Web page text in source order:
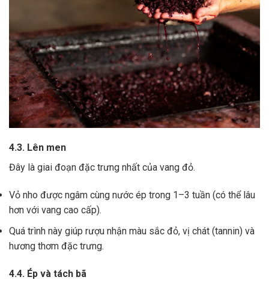
4.3. Lên men
Đây là giai đoạn đặc trưng nhất của vang đỏ.
Vỏ nho được ngâm cùng nước ép trong 1–3 tuần (có thể lâu
hơn với vang cao cấp).
Quá trình này giúp rượu nhận màu sắc đỏ, vị chát (tannin) và
hương thơm đặc trưng.
4.4. Ép và tách bã